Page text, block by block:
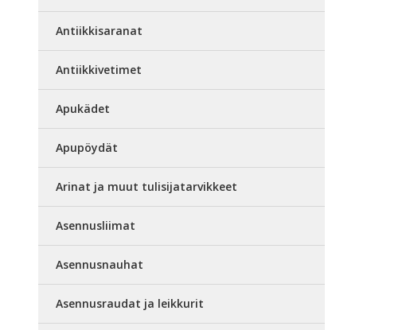
Antiikkisaranat
Antiikkivetimet
Apukädet
Apupöydät
Arinat ja muut tulisijatarvikkeet
Asennusliimat
Asennusnauhat
Asennusraudat ja leikkurit